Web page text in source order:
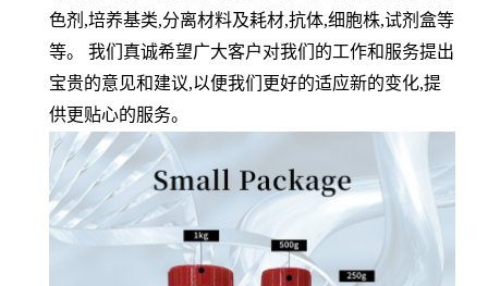
色剂 ,培养基类,分离材料及耗材,抗体,细胞株,试剂盒等
等。 我们真诚希望广大客户对我们的工作和服务提出
宝贵的意见和建议,以便我们更好的适应新的变化,提
供更贴心的服务。